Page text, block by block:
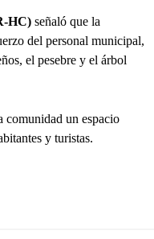
HC) señaló que la
del personal municipal,
el pesebre y el árbol
comunidad un espacio
y turistas.